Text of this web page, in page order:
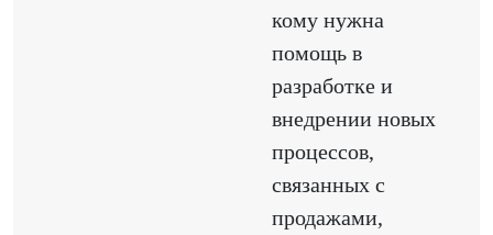
кому нужна
помощь в
разработке и
внедрении новых
процессов,
связанных с
продажами,